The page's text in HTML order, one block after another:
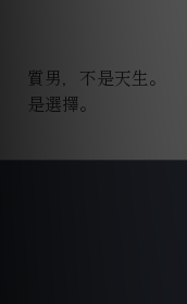
質男，不是天生。
是選擇。